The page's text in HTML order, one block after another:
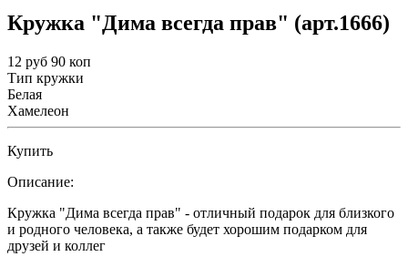
Кружка "Дима всегда прав" (арт.1666)
12 руб 90 коп
Тип кружки
Белая
Хамелеон
Купить
Описание:
Кружка "Дима всегда прав" - отличный подарок для близкого
и родного человека, а также будет хорошим подарком для
друзей и коллег